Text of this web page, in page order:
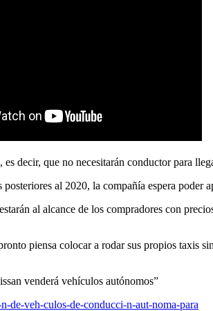
decir, que no necesitarán conductor para
al 2020, la compañía espera poder
al alcance de los compradores con
piensa colocar a rodar sus propios taxis
venderá vehículos autónomos”
de-veh-culos-de-conducci-n-aut-noma-para